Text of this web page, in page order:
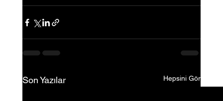
Son Yazılar Hepsini Gör